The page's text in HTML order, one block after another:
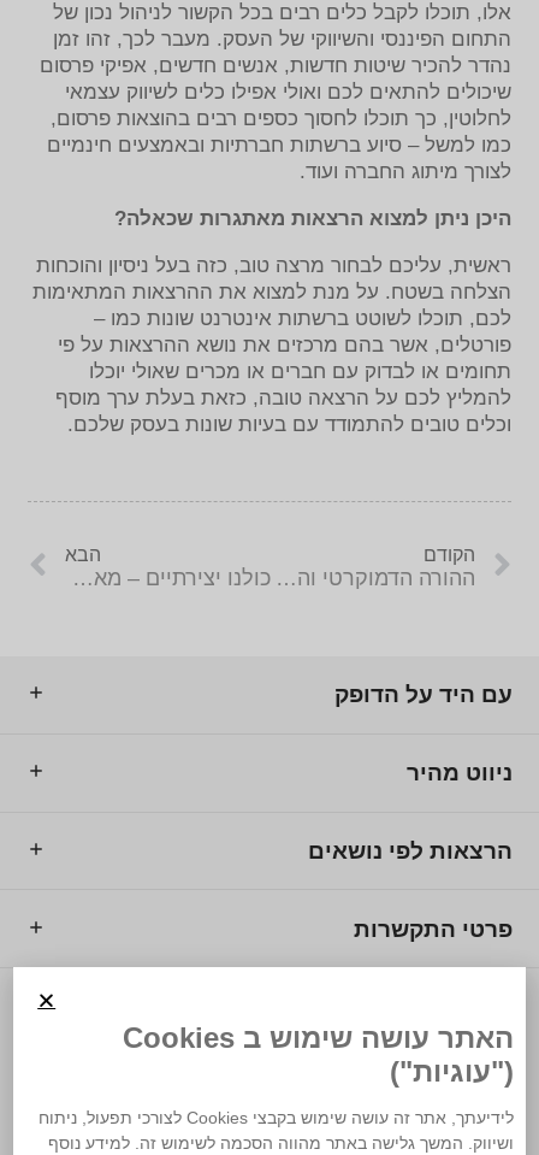
אלו, תוכלו לקבל כלים רבים בכל הקשור לניהול נכון של
התחום הפיננסי והשיווקי של העסק. מעבר לכך, זהו זמן
נהדר להכיר שיטות חדשות, אנשים חדשים, אפיקי פרסום
שיכולים להתאים לכם ואולי אפילו כלים לשיווק עצמאי
לחלוטין, כך תוכלו לחסוך כספים רבים בהוצאות פרסום,
כמו למשל – סיוע ברשתות חברתיות ובאמצעים חינמיים
לצורך מיתוג החברה ועוד.
היכן ניתן למצוא הרצאות מאתגרות שכאלה?
ראשית, עליכם לבחור מרצה טוב, כזה בעל ניסיון והוכחות
הצלחה בשטח. על מנת למצוא את ההרצאות המתאימות
לכם, תוכלו לשוטט ברשתות אינטרנט שונות כמו –
פורטלים, אשר בהם מרכזים את נושא ההרצאות על פי
תחומים או לבדוק עם חברים או מכרים שאולי יוכלו
להמליץ לכם על הרצאה טובה, כזאת בעלת ערך מוסף
וכלים טובים להתמודד עם בעיות שונות בעסק שלכם.
הקודם
ההורה הדמוקרטי והילד המודרני – מאת מיכל דליות
הבא
כולנו יצירתיים – מאת רפאל כהן
עם היד על הדופק
ניווט מהיר
הרצאות לפי נושאים
פרטי התקשרות
האתר עושה שימוש ב Cookies
("עוגיות")
לידיעתך, אתר זה עושה שימוש בקבצי Cookies לצורכי תפעול, ניתוח
ושיווק. המשך גלישה באתר מהווה הסכמה לשימוש זה. למידע נוסף